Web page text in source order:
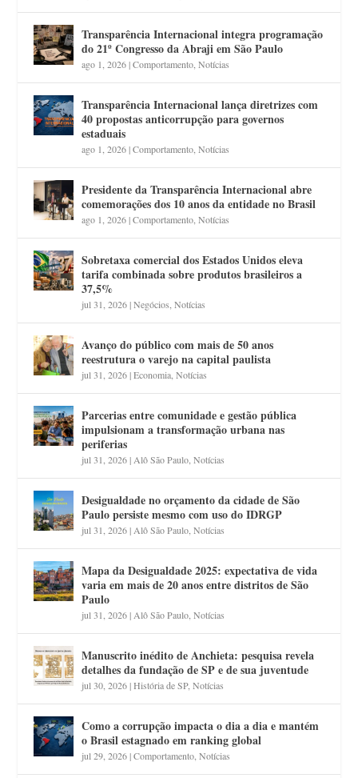
Transparência Internacional integra programação
do 21º Congresso da Abraji em São Paulo
ago 1, 2026|Comportamento ,Notícias
Transparência Internacional lança diretrizes com
40 propostas anticorrupção para governos
estaduais
ago 1, 2026|Comportamento ,Notícias
Presidente da Transparência Internacional abre
comemorações dos 10 anos da entidade no Brasil
ago 1, 2026|Comportamento ,Notícias
Sobretaxa comercial dos Estados Unidos eleva
tarifa combinada sobre produtos brasileiros a
37,5%
jul 31, 2026|Negócios ,Notícias
Avanço do público com mais de 50 anos
reestrutura o varejo na capital paulista
jul 31, 2026|Economia ,Notícias
Parcerias entre comunidade e gestão pública
impulsionam a transformação urbana nas
periferias
jul 31, 2026| Alô São Paulo ,Notícias
Desigualdade no orçamento da cidade de São
Paulo persiste mesmo com uso do IDRGP
jul 31, 2026| Alô São Paulo ,Notícias
Mapa da Desigualdade 2025: expectativa de vida
varia em mais de 20 anos entre distritos de São
Paulo
jul 31, 2026| Alô São Paulo ,Notícias
Manuscrito inédito de Anchieta: pesquisa revela
detalhes da fundação de SP e de sua juventude
jul 30, 2026|História de SP,Notícias
Como a corrupção impacta o dia a dia e mantém
o Brasil estagnado em ranking global
jul 29, 2026|Comportamento ,Notícias